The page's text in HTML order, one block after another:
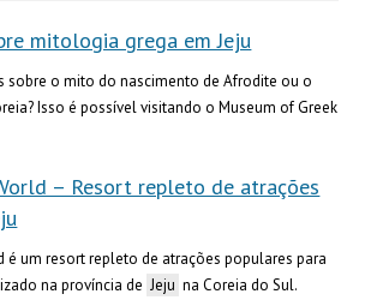
mitologia grega em Jeju
sobre o mito do nascimento de Afrodite ou o
Isso é possível visitando o Museum of Greek
– Resort repleto de atrações
é um resort repleto de atrações populares para
na província de Jeju na Coreia do Sul.